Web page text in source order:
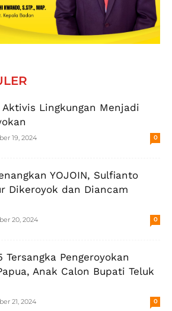
Lingkungan Menjadi
19, 2024 0
YOJOIN, Sulfianto
Dikeroyok dan Diancam
20, 2024 0
Tersangka Pengeroyokan
Anak Calon Bupati Teluk
21, 2024 0